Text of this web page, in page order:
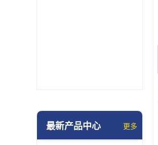
最新产品中心 更多